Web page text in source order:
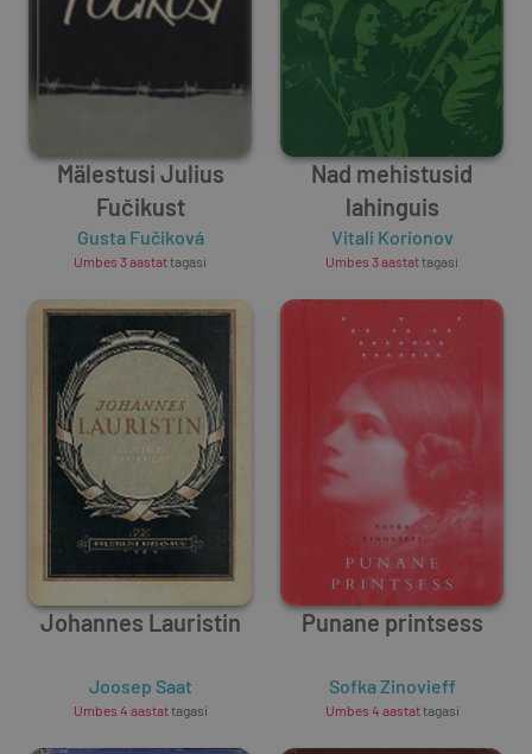
Mälestusi Julius
Fučikust
Gusta Fučiková
Umbes 3 aastattagasi
Nad mehistusid
lahinguis
Vitali Korionov
Umbes 3 aastattagasi
Johannes Lauristin
Joosep Saat
Umbes 4 aastattagasi
Punane printsess
Sofka Zinovieff
Umbes 4 aastattagasi